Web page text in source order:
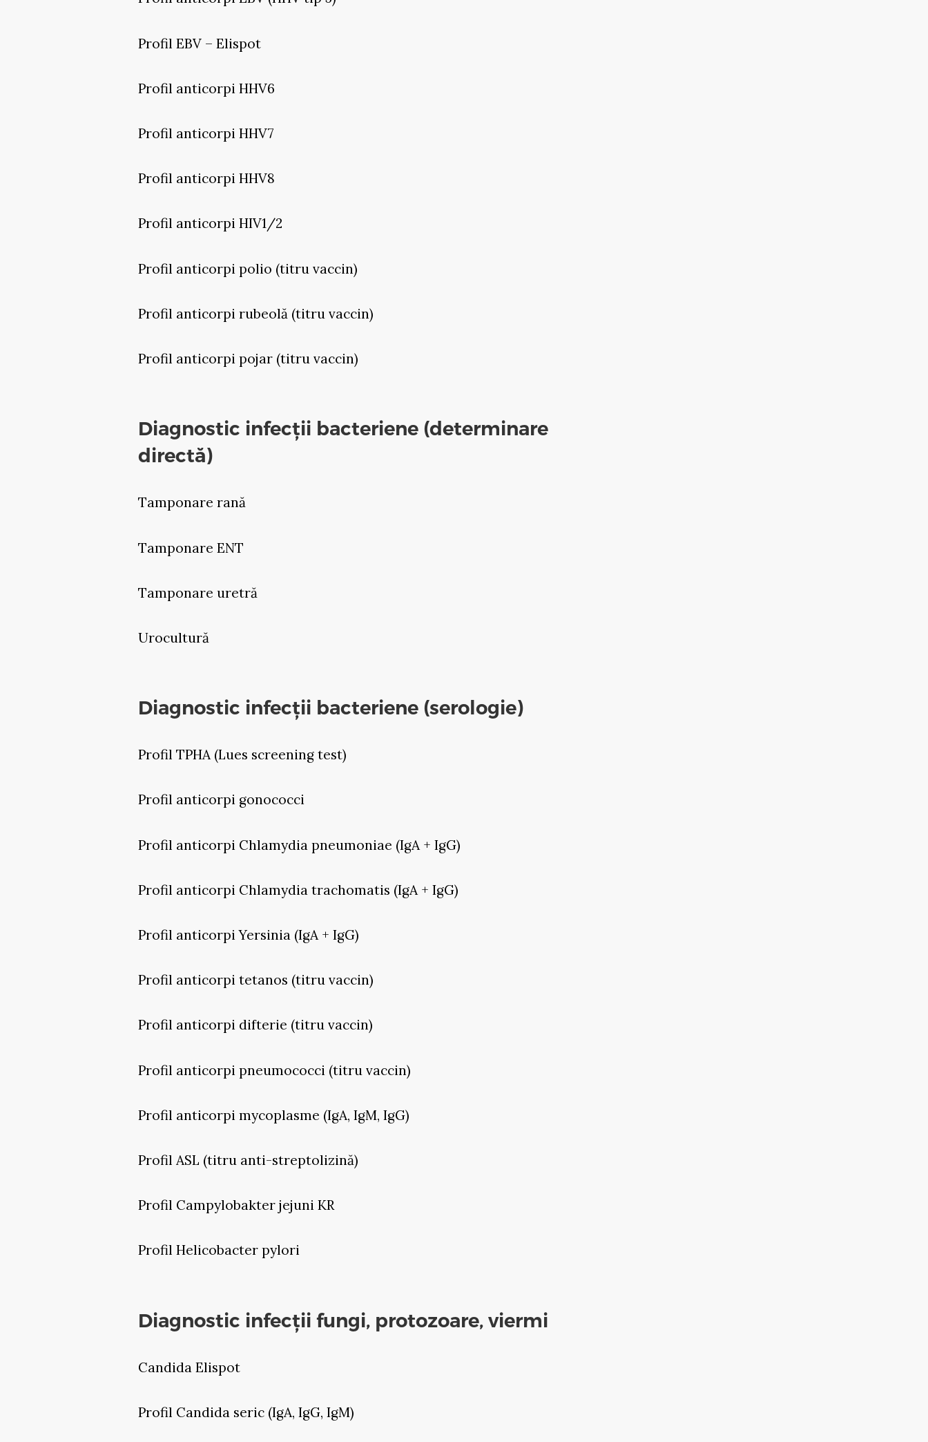
Profil EBV – Elispot
Profil anticorpi HHV6
Profil anticorpi HHV7
Profil anticorpi HHV8
Profil anticorpi HIV1/2
Profil anticorpi polio (titru vaccin)
Profil anticorpi rubeolă (titru vaccin)
Profil anticorpi pojar (titru vaccin)
Diagnostic infecții bacteriene (determinare
directă)
Tamponare rană
Tamponare ENT
Tamponare uretră
Urocultură
Diagnostic infecții bacteriene (serologie)
Profil TPHA (Lues screening test)
Profil anticorpi gonococci
Profil anticorpi Chlamydia pneumoniae (IgA + IgG)
Profil anticorpi Chlamydia trachomatis (IgA + IgG)
Profil anticorpi Yersinia (IgA + IgG)
Profil anticorpi tetanos (titru vaccin)
Profil anticorpi difterie (titru vaccin)
Profil anticorpi pneumococci (titru vaccin)
Profil anticorpi mycoplasme (IgA, IgM, IgG)
Profil ASL (titru anti-streptolizină)
Profil Campylobakter jejuni KR
Profil Helicobacter pylori
Diagnostic infecții fungi, protozoare, viermi
Candida Elispot
Profil Candida seric (IgA, IgG, IgM)